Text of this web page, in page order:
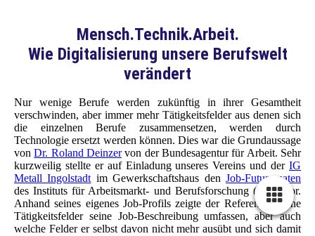
Mensch.Technik.Arbeit.
Wie Digitalisierung unsere Berufswelt
verändert
Nur wenige Berufe werden zukünftig in ihrer Gesamtheit
verschwinden, aber immer mehr Tätigkeitsfelder aus denen sich
die einzelnen Berufe zusammensetzen, werden durch
Technologie ersetzt werden können. Dies war die Grundaussage
vonDr. Roland Deinzervon der Bundesagentur für Arbeit. Sehr
kurzweilig stellte er auf Einladung unseres Vereins und der IG
Metall Ingolstadt im Gewerkschaftshaus denJob-Futuromaten
des Instituts für Arbeitsmarkt- und Berufsforschung (IAB) vor.
Anhand seines eigenes Job-Profils zeigte der Referent, welche
Tätigkeitsfelder seine Job-Beschreibung umfassen, aber auch
welche Felder er selbst davon nicht mehr ausübt und sich damit